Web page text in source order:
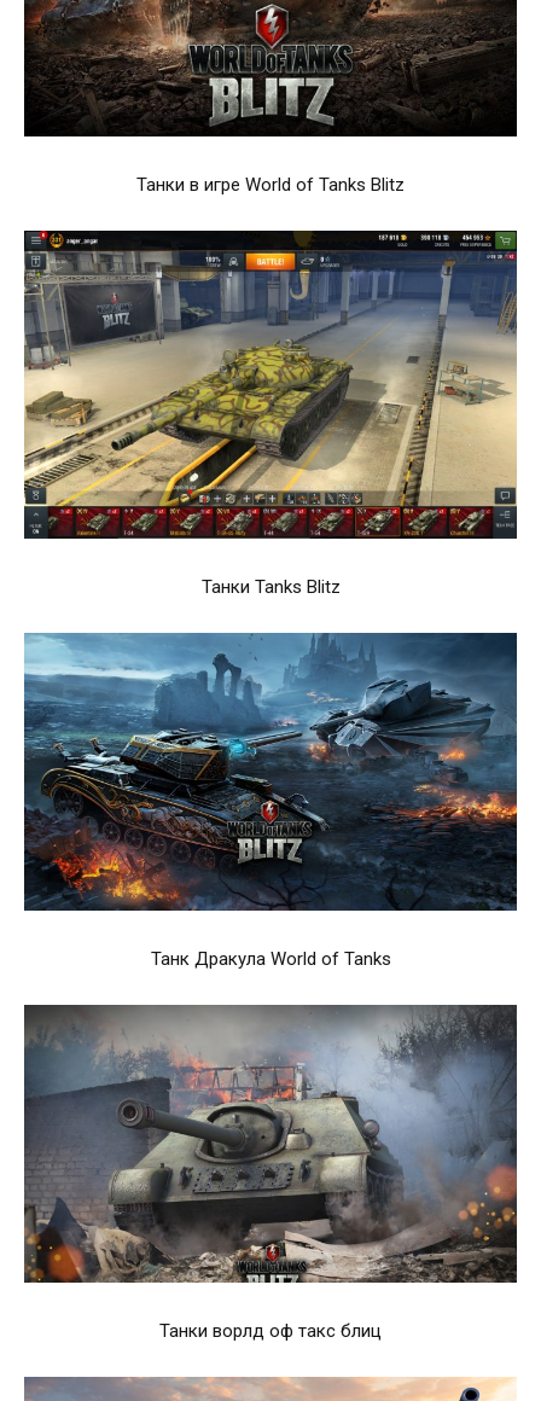
Танки в игре World of Tanks Blitz
Танки Tanks Blitz
Танк Дракула World of Tanks
Танки ворлд оф такс блиц